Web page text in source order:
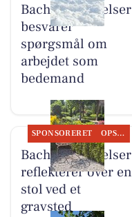
Bachs Begravelser
besvarer
spørgsmål om
arbejdet som
bedemand
SPONSORERET OPSLAGSTAVLEN
Bachs Begravelser
reflekterer over en
stol ved et
gravsted